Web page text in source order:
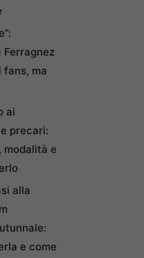
Ferragnez
ma
ai
precari:
modalità e
alla
e come